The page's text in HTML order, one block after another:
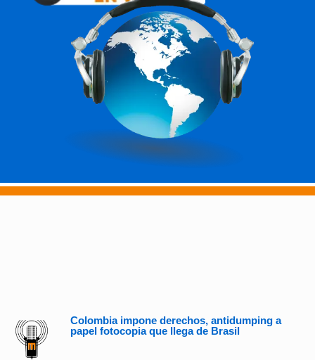
Colombia impone derechos, antidumping a
papel fotocopia que llega de Brasil